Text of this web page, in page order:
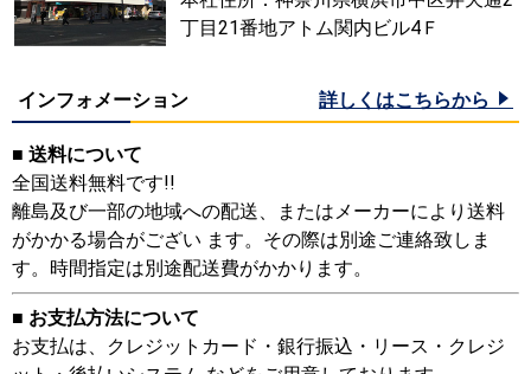
丁目21番地アトム関内ビル4Ｆ
インフォメーション 詳しくはこちらから
■ 送料について
全国送料無料です!!
離島及び一部の地域への配送、またはメーカーにより送料
がかかる場合がござい ます。その際は別途ご連絡致しま
す。時間指定は別途配送費がかかります。
■ お支払方法について
お支払は、クレジットカード・銀行振込・リース・クレジ